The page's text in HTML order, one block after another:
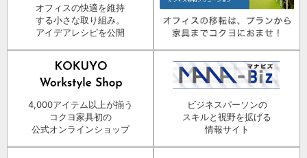
オフィスの快適を維持
する小さな取り組み。
アイデアレシピを公開
4,000アイテム以上が揃う
コクヨ家具初の
公式オンラインショップ
ビジネスパーソンの
スキルと視野を拡げる
情報サイト